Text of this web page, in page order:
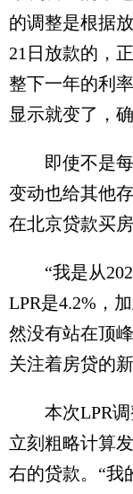
的调整是根据
21日放款的，
整下一年的利
显示就变了，
即使不是每
变动也给其他
在北京贷款买
“我是从
LPR是4.2%，
然没有站在顶
关注着房贷的
本次LPR调
立刻粗略计算
右的贷款。“我